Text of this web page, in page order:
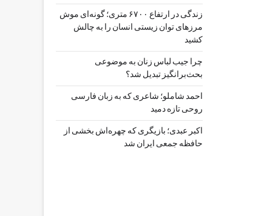
زندگی در ارتفاع ۶۷۰۰ متری؛ گونه‌ای موش
مرزهای توان زیستی انسان را به چالش
کشید
چرا جیب‌ لباس زنان به موضوعی
بحث‌برانگیز تبدیل شد؟
احمد شاملو؛ شاعری که به زبان فارسی
روحی تازه دمید
اکبر عبدی؛ بازیگری که چهره‌اش بخشی از
حافظه جمعی ایران شد